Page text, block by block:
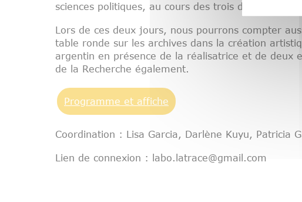
sciences politiques, au cours des trois derniers
Lors de ces deux jours, nous pourrons compter
table ronde sur les archives dans la création
argentin en présence de la réalisatrice et de deux
de la Recherche également.
Programme et affiche
Coordination : Lisa Garcia, Darlène Kuyu, Patricia
Lien de connexion : labo.latrace@gmail.com